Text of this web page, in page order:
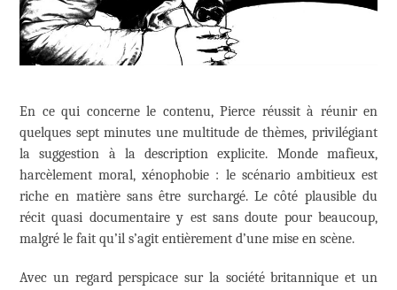
En ce qui concerne le contenu, Pierce réussit à réunir en
quelques sept minutes une multitude de thèmes, privilégiant
la suggestion à la description explicite. Monde mafieux,
harcèlement moral, xénophobie : le scénario ambitieux est
riche en matière sans être surchargé. Le côté plausible du
récit quasi documentaire y est sans doute pour beaucoup,
malgré le fait qu’il s’agit entièrement d’une mise en scène.
Avec un regard perspicace sur la société britannique et un